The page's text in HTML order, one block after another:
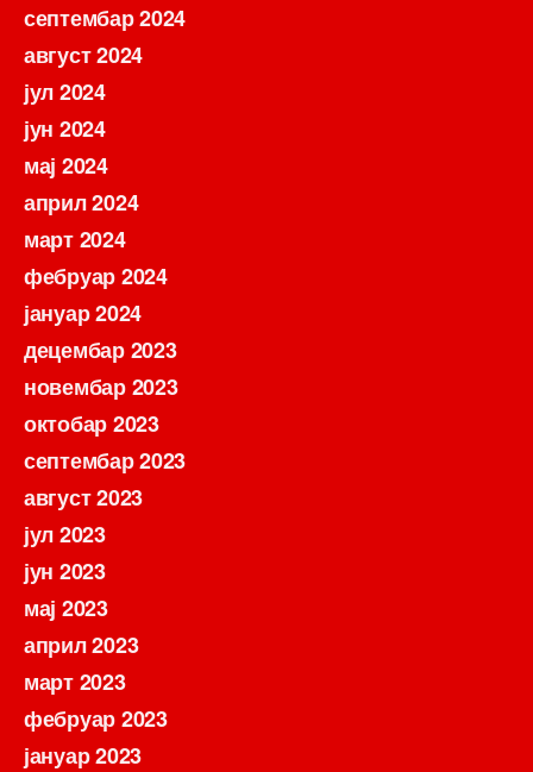
септембар 2024
август 2024
јул 2024
јун 2024
мај 2024
април 2024
март 2024
фебруар 2024
јануар 2024
децембар 2023
новембар 2023
октобар 2023
септембар 2023
август 2023
јул 2023
јун 2023
мај 2023
април 2023
март 2023
фебруар 2023
јануар 2023